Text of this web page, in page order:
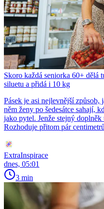
Skoro každá seniorka 60+ dělá
siluetu a přidá i 10 kg
Pásek je asi nejlevnější
něm ženy po šedesátce sahají,
jako pytel. Jenže stejný
Rozhoduje přitom pár
ExtraInspirace
dnes, 05:01
3 min